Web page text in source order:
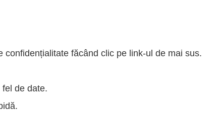
făcând clic pe link-ul de mai sus.
de date.